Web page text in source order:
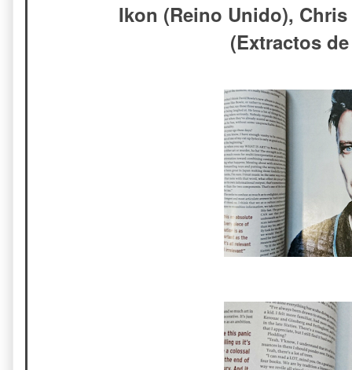
Ikon (Reino Unido),
(Extractos